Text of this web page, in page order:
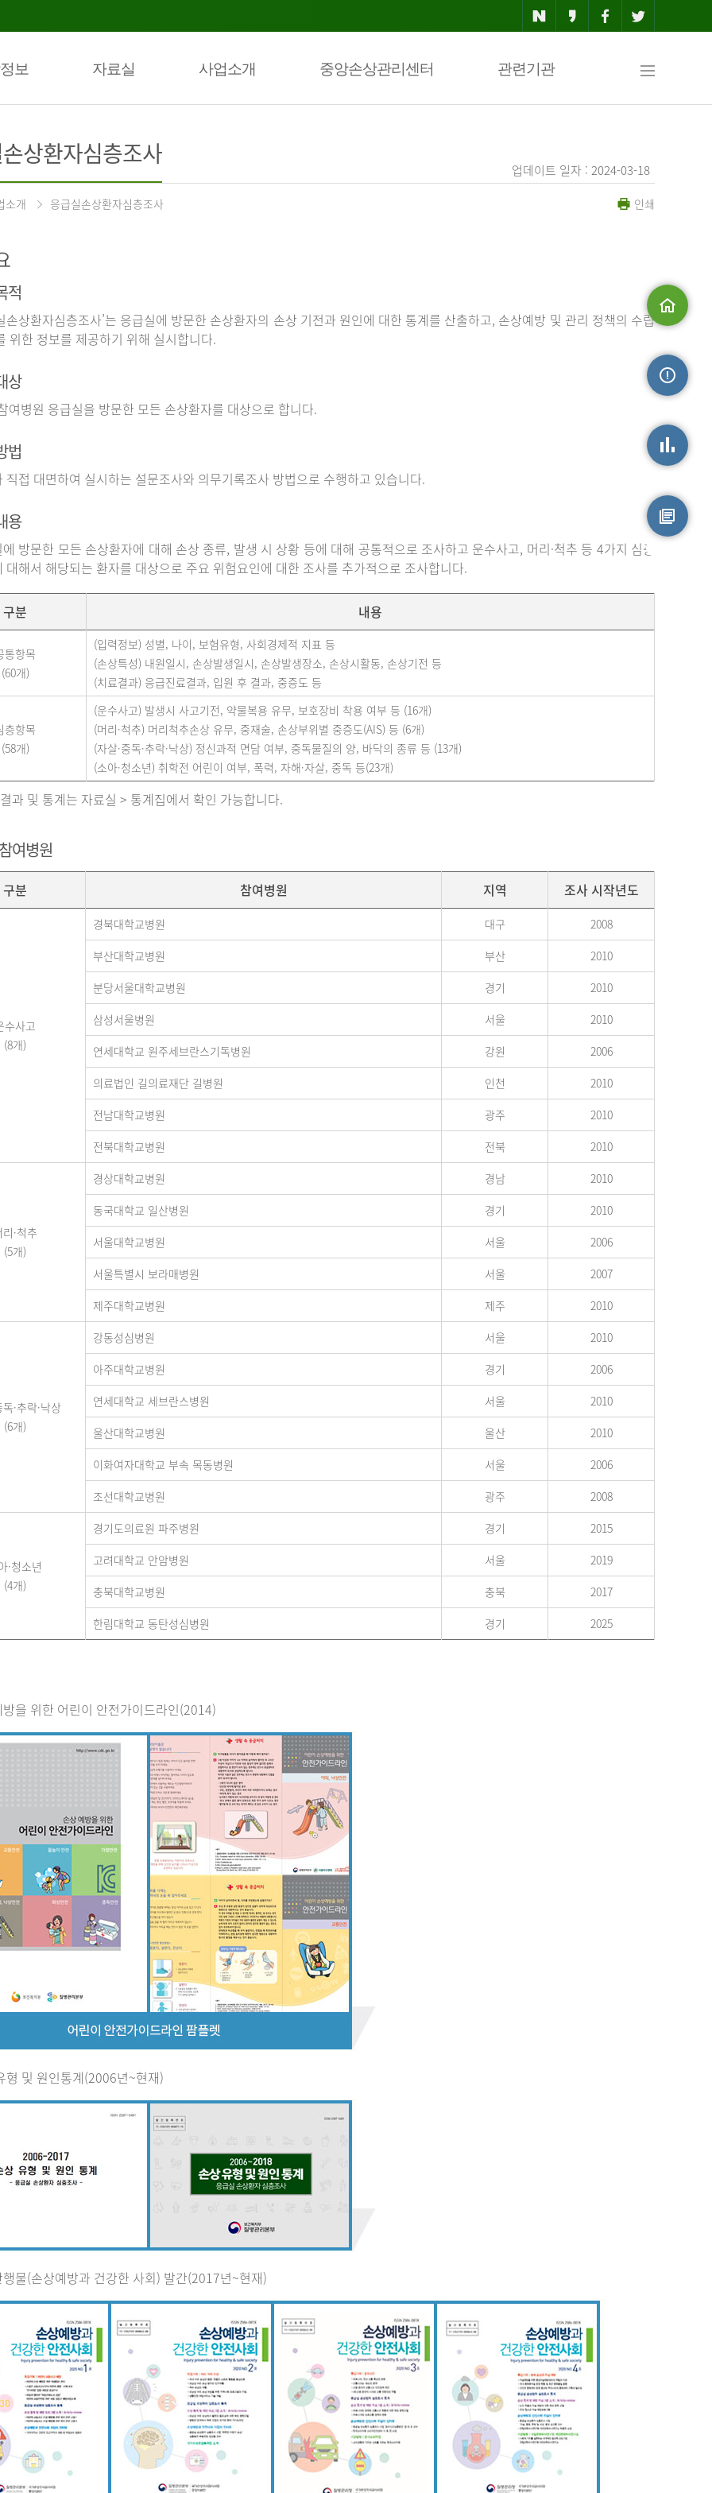
보 자료실 사업소개 중앙손상관리센터 관련기관
맵
업데이트 일자 : 2024-03-18
상환자심층조사
소개 응급실손상환자심층조사 인쇄
적
손상환자심층조사’는 응급실에 방문한 손상환자의 손상 기전과 원인에 대한 통계를 산출하고, 손상예방 및 관리 정책의 수립
위한 정보를 제공하기 위해 실시합니다.
상
여병원 응급실을 방문한 모든 손상환자를 대상으로 합니다.
법
직접 대면하여 실시하는 설문조사와 의무기록조사 방법으로 수행하고 있습니다.
용
방문한 모든 손상환자에 대해 손상 종류, 발생 시 상황 등에 대해 공통적으로 조사하고 운수사고, 머리·척추 등 4가지 심층
대해서 해당되는 환자를 대상으로 주요 위험요인에 대한 조사를 추가적으로 조사합니다.
구분 내용
통항목
(60개)
(입력정보) 성별, 나이, 보험유형, 사회경제적 지표 등
(손상특성) 내원일시, 손상발생일시, 손상발생장소, 손상시활동, 손상기전 등
(치료결과) 응급진료결과, 입원 후 결과, 중증도 등
층항목
(58개)
(운수사고) 발생시 사고기전, 약물복용 유무, 보호장비 착용 여부 등 (16개)
(머리·척추) 머리척추손상 유무, 중재술, 손상부위별 중증도(AIS) 등 (6개)
(자살·중독·추락·낙상) 정신과적 면담 여부, 중독물질의 양, 바닥의 종류 등 (13개)
(소아·청소년) 취학전 어린이 여부, 폭력, 자해·자살, 중독 등(23개)
과 및 통계는 자료실 > 통계집에서 확인 가능합니다.
여병원
구분 참여병원 지역 조사 시작년도
수사고
(8개)
경북대학교병원 대구
2008
부산대학교병원
부산
2010
분당서울대학교병원
경기
2010
삼성서울병원
서울
2010
연세대학교 원주세브란스기독병원
강원
2006
의료법인 길의료재단 길병원
인천
2010
전남대학교병원
광주
2010
전북대학교병원
전북 2010
·척추
(5개)
경상대학교병원 경남
2010
동국대학교 일산병원
경기
2010
서울대학교병원
서울
2006
서울특별시 보라매병원
서울
2007
제주대학교병원
제주 2010
·추락·낙상
(6개)
강동성심병원 서울
2010
아주대학교병원
경기
2006
연세대학교 세브란스병원
서울
2010
울산대학교병원
울산
2010
이화여자대학교 부속 목동병원
서울
2006
조선대학교병원
광주 2008
·청소년
(4개)
경기도의료원 파주병원 경기
2015
고려대학교 안암병원
서울
2019
충북대학교병원
충북
2017
한림대학교 동탄성심병원
경기 2025
을 위한 어린이 안전가이드라인(2014)
형 및 원인통계(2006년~현재)
물(손상예방과 건강한 사회) 발간(2017년~현재)